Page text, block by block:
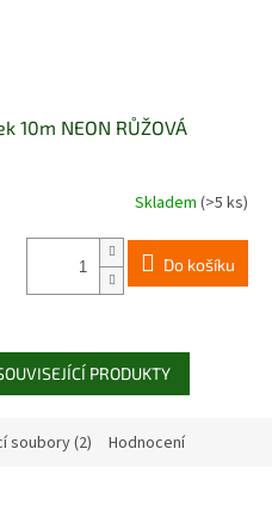
10m NEON RŮŽOVÁ
Skladem (>5 ks)
Do košíku
PRODUKTY
soubory (2) Hodnocení